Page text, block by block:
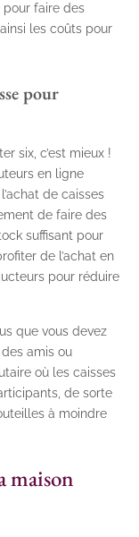
pour faire des
les coûts pour
pour
six, c’est mieux !
en ligne
de caisses
de faire des
suffisant pour
de l’achat en
pour réduire
que vous devez
amis ou
où les caisses
de sorte
à moindre
maison